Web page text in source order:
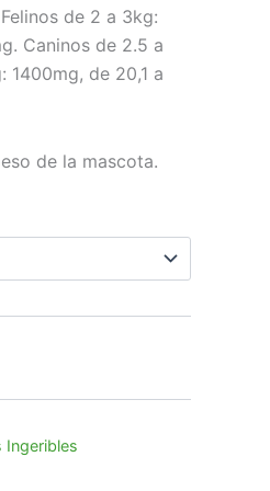
de 2 a 3kg:
Caninos de 2.5 a
1400mg, de 20,1 a
de la mascota.
Ingeribles